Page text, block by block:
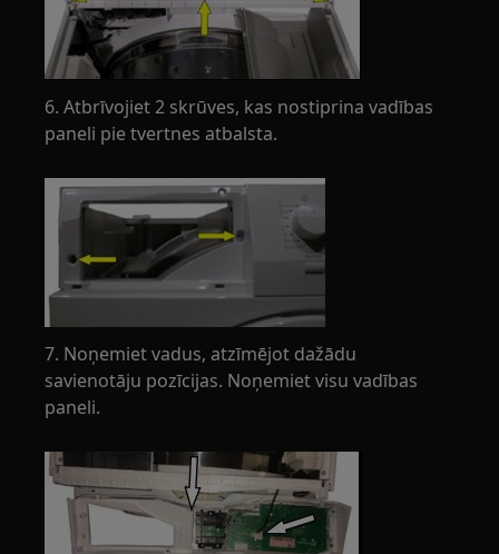
6. Atbrīvojiet 2 skrūves, kas nostiprina vadības
paneli pie tvertnes atbalsta.
7. Noņemiet vadus, atzīmējot dažādu
savienotāju pozīcijas. Noņemiet visu vadības
paneli.